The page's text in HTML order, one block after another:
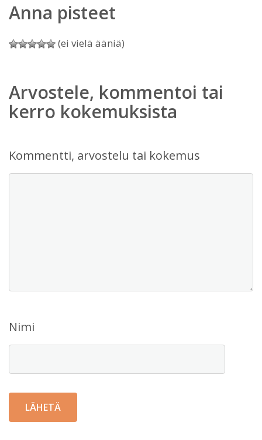
Anna pisteet
(ei vielä ääniä)
Arvostele, kommentoi tai
kerro kokemuksista
Kommentti, arvostelu tai kokemus
Nimi